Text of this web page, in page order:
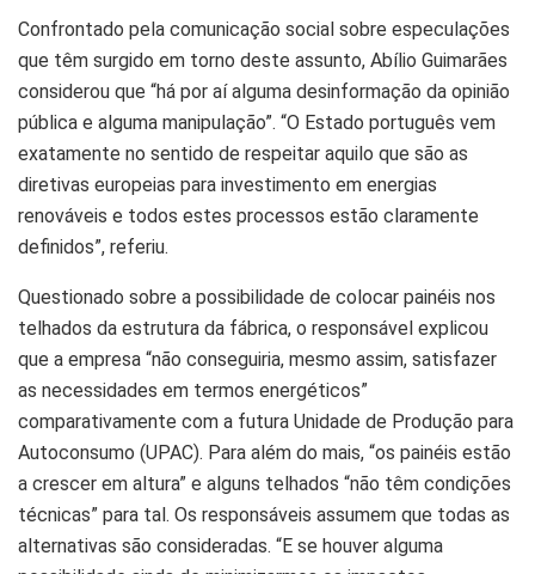
Confrontado pela comunicação social sobre especulações
que têm surgido em torno deste assunto, Abílio Guimarães
considerou que “há por aí alguma desinformação da opinião
pública e alguma manipulação”. “O Estado português vem
exatamente no sentido de respeitar aquilo que são as
diretivas europeias para investimento em energias
renováveis e todos estes processos estão claramente
definidos”, referiu.
Questionado sobre a possibilidade de colocar painéis nos
telhados da estrutura da fábrica, o responsável explicou
que a empresa “não conseguiria, mesmo assim, satisfazer
as necessidades em termos energéticos”
comparativamente com a futura Unidade de Produção para
Autoconsumo (UPAC). Para além do mais, “os painéis estão
a crescer em altura” e alguns telhados “não têm condições
técnicas” para tal. Os responsáveis assumem que todas as
alternativas são consideradas. “E se houver alguma